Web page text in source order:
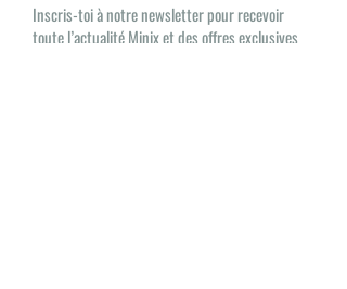
Inscris-toi à notre newsletter pour recevoir
toute l’actualité Minix et des offres exclusives